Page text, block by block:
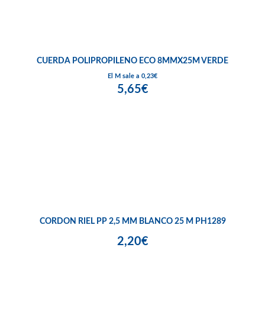
CUERDA POLIPROPILENO ECO 8MMX25M VERDE
El M sale a 0,23€
5,65€
CORDON RIEL PP 2,5 MM BLANCO 25 M PH1289
2,20€